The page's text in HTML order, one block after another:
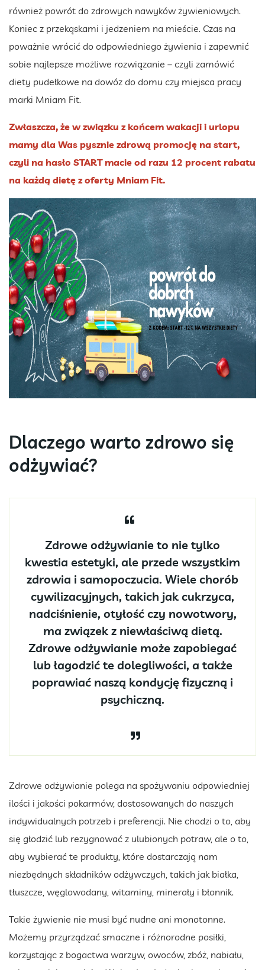
również powrót do zdrowych nawyków żywieniowych.
Koniec z przekąskami i jedzeniem na mieście. Czas na
poważnie wrócić do odpowiedniego żywienia i zapewnić
sobie najlepsze możliwe rozwiązanie – czyli zamówić
diety pudełkowe na dowóz do domu czy miejsca pracy
marki Mniam Fit.
Zwłaszcza, że w związku z końcem wakacji i urlopu
mamy dla Was pysznie zdrową promocję na start,
czyli na hasło START macie od razu 12 procent rabatu
na każdą dietę z oferty Mniam Fit.
Dlaczego warto zdrowo się
odżywiać?
Zdrowe odżywianie to nie tylko
kwestia estetyki, ale przede wszystkim
zdrowia i samopoczucia. Wiele chorób
cywilizacyjnych, takich jak cukrzyca,
nadciśnienie, otyłość czy nowotwory,
ma związek z niewłaściwą dietą.
Zdrowe odżywianie może zapobiegać
lub łagodzić te dolegliwości, a także
poprawiać naszą kondycję fizyczną i
psychiczną.
Zdrowe odżywianie polega na spożywaniu odpowiedniej
ilości i jakości pokarmów, dostosowanych do naszych
indywidualnych potrzeb i preferencji. Nie chodzi o to, aby
się głodzić lub rezygnować z ulubionych potraw, ale o to,
aby wybierać te produkty, które dostarczają nam
niezbędnych składników odżywczych, takich jak białka,
tłuszcze, węglowodany, witaminy, minerały i błonnik.
Takie żywienie nie musi być nudne ani monotonne.
Możemy przyrządzać smaczne i różnorodne posiłki,
korzystając z bogactwa warzyw, owoców, zbóż, nabiału,